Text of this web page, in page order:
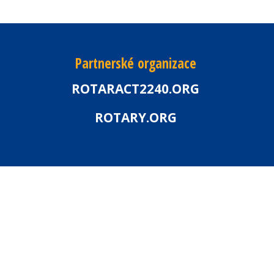
Partnerské organizace
ROTARACT2240.ORG
ROTARY.ORG